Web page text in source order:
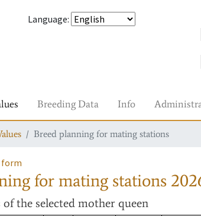
Language:
Breeding Data Info
Breed planning for mating stations
for mating stations
of the selected mother queen